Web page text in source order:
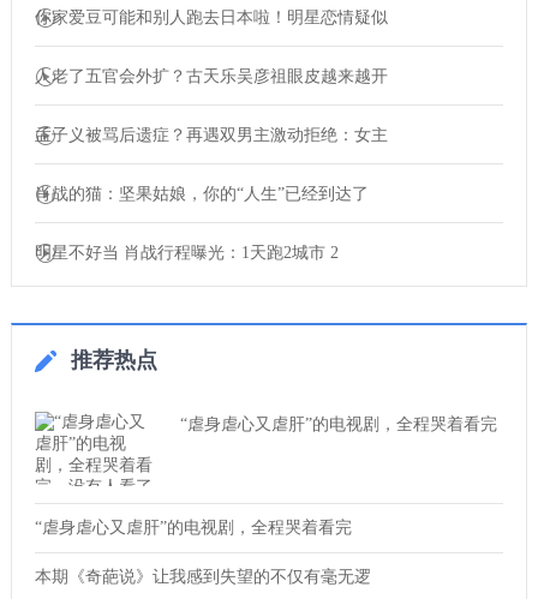
你家爱豆可能和别人跑去日本啦！明星恋情疑似
人老了五官会外扩？古天乐吴彦祖眼皮越来越开
孟子义被骂后遗症？再遇双男主激动拒绝：女主
肖战的猫：坚果姑娘，你的“人生”已经到达了
明星不好当 肖战行程曝光：1天跑2城市 2
推荐热点
“虐身虐心又虐肝”的电视剧，全程哭着看完
“虐身虐心又虐肝”的电视剧，全程哭着看完
本期《奇葩说》让我感到失望的不仅有毫无逻